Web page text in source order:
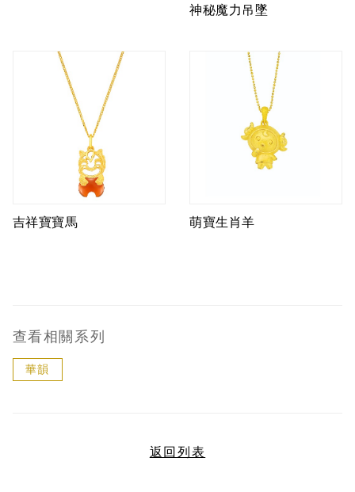
神秘魔力吊墜
吉祥寶寶馬 萌寶生肖羊
查看相關系列
華韻
返回列表